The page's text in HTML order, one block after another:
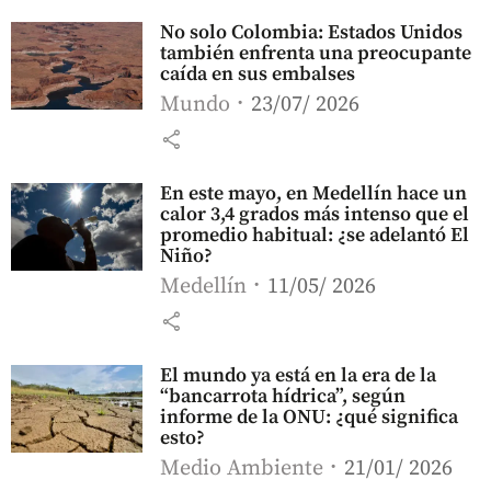
No solo Colombia: Estados Unidos
también enfrenta una preocupante
caída en sus embalses
Mundo 23/07/ 2026
share
En este mayo, en Medellín hace un
calor 3,4 grados más intenso que el
promedio habitual: ¿se adelantó El
Niño?
Medellín 11/05/ 2026
share
El mundo ya está en la era de la
“bancarrota hídrica”, según
informe de la ONU: ¿qué significa
esto?
Medio Ambiente 21/01/ 2026